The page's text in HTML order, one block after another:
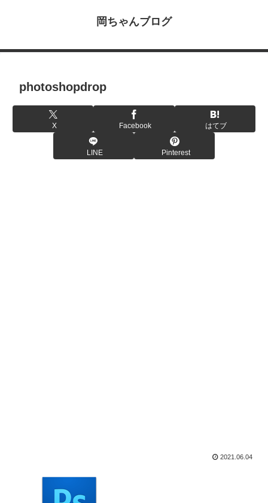
岡ちゃんブログ
photoshopdrop
X Facebook はてブ
LINE Pinterest
2021.06.04